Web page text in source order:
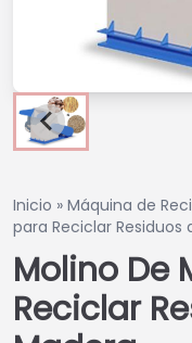
Inicio » Máquina de
para Reciclar Residuos
Molino De
Reciclar